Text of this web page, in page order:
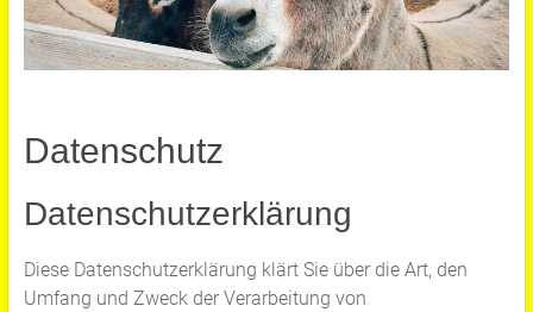
Datenschutz
Datenschutzerklärung
Diese Datenschutzerklärung klärt Sie über die Art, den
Umfang und Zweck der Verarbeitung von